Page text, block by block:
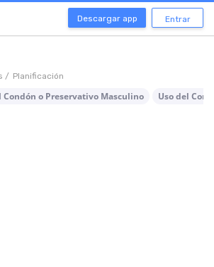
Descargar app Entrar
/ Planificación
Condón o Preservativo Masculino Uso del